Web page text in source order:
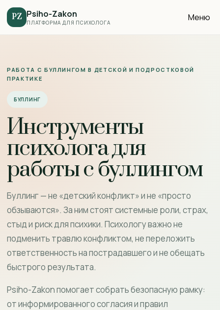
PZ Psiho-Zakon
ПЛАТФОРМА ДЛЯ ПСИХОЛОГА Меню
РАБОТА С БУЛЛИНГОМ В ДЕТСКОЙ И ПОДРОСТКОВОЙ
ПРАКТИКЕ
БУЛЛИНГ
Инструменты
психолога для
работы с буллингом
Буллинг — не «детский конфликт» и не «просто
обзываются». За ним стоят системные роли, страх,
стыд и риск для психики. Психологу важно не
подменить травлю конфликтом, не переложить
ответственность на пострадавшего и не обещать
быстрого результата.
Psiho-Zakon помогает собрать безопасную рамку:
от информированного согласия и правил